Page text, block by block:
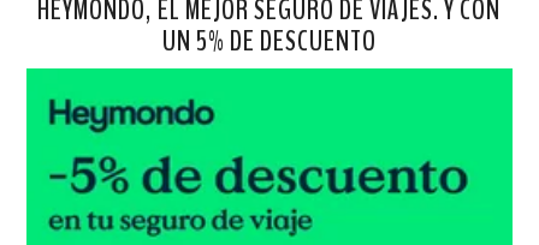
HEYMONDO, EL MEJOR SEGURO DE VIAJES. Y CON
UN 5% DE DESCUENTO